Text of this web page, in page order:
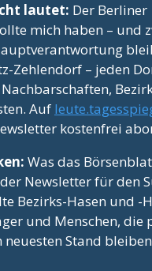
lautet: Der Berliner
mich haben – und
Zehlendorf – jeden
Auf
kostenfrei
Was das
Newsletter für den
Bezirks-Hasen und -
und Menschen, die
Stand